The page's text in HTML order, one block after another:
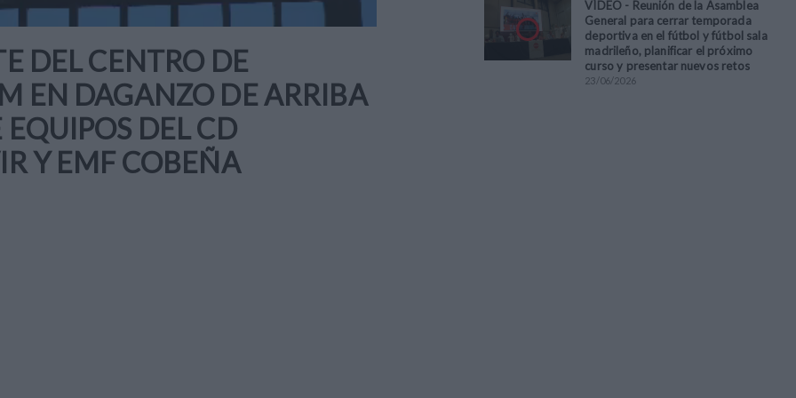
DEL CENTRO DE
EN DAGANZO DE ARRIBA
DEL CD
Y EMF COBEÑA
VÍDEO - Reunión de la Asamblea
General para cerrar temporada
deportiva en el fútbol y fútbol sala
madrileño, planificar el próximo
curso y presentar nuevos retos
23/06/2026